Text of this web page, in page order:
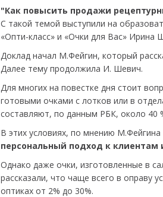
"Как повысить продажи
С такой темой выступили на
«Опти-класс» и «Очки для Вас» Ирина
Доклад начал М.Фейгин, который
Далее тему продолжила И. Шевич.
Для многих на повестке дня стоит
готовыми очками с лотков или в
составляют, по данным РБК, около 40
В этих условиях, по мнению
персональный подход к клиентам
Однако даже очки, изготовленные в
рассказали, что чаще всего в оправу
оптиках от 2% до 30%.